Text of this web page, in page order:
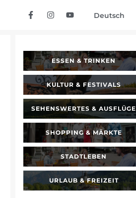
Deutsch
ESSEN & TRINKEN
KULTUR & FESTIVALS
SEHENSWERTES & AUSFLÜGE
SHOPPING & MÄRKTE
STADTLEBEN
URLAUB & FREIZEIT